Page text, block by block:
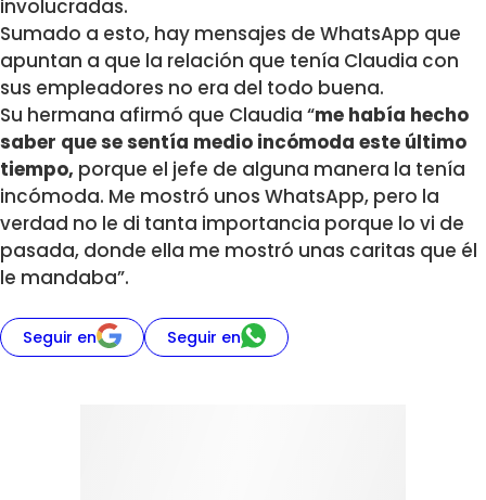
involucradas.
Sumado a esto, hay mensajes de WhatsApp que
apuntan a que la relación que tenía Claudia con
sus empleadores no era del todo buena.
Su hermana afirmó que Claudia “me había hecho
saber que se sentía medio incómoda este último
tiempo, porque el jefe de alguna manera la tenía
incómoda. Me mostró unos WhatsApp, pero la
verdad no le di tanta importancia porque lo vi de
pasada, donde ella me mostró unas caritas que él
le mandaba”.
Seguir en Seguir en